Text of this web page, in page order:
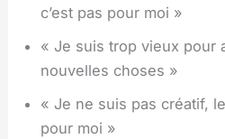
c’est pas pour moi »
« Je suis trop vieux pour
nouvelles choses »
« Je ne suis pas créatif,
pour moi »